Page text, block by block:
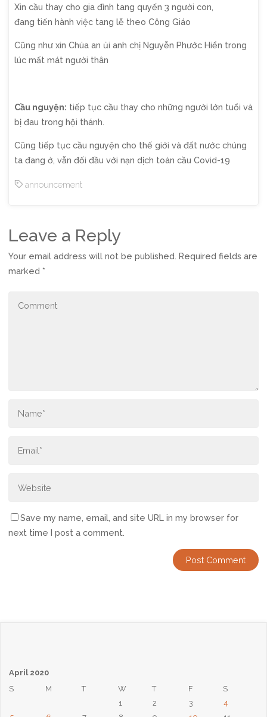
Xin cầu thay cho gia đình tang quyến 3 người con,
đang tiến hành việc tang lễ theo Công Giáo
Cũng như xin Chúa an ủi anh chị Nguyễn Phước Hiển trong
lúc mất mát người thân
Cầu nguyện: tiếp tục cầu thay cho những người lớn tuổi và
bị đau trong hội thánh.
Cũng tiếp tục cầu nguyện cho thế giới và đất nước chúng
ta đang ở, vẫn đối đầu với nạn dịch toàn cầu Covid-19
announcement
Leave a Reply
Your email address will not be published. Required fields are
marked *
Save my name, email, and site URL in my browser for
next time I post a comment.
April 2020
S
M T W T F
S
1
2 3
4